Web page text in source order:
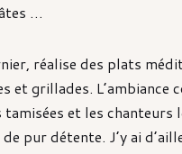
…
réalise des plats
et grillades. L’ambiance
tamisées et les chanteurs
pur détente. J’y ai